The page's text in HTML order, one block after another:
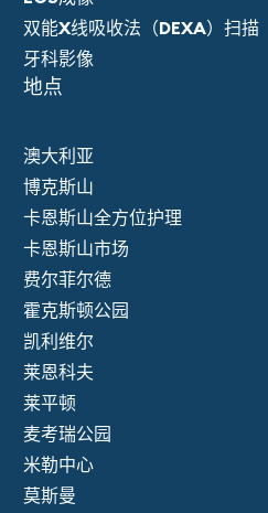
双能X线吸收法（DEXA）扫描
牙科影像
地点
澳大利亚
博克斯山
卡恩斯山全方位护理
卡恩斯山市场
费尔菲尔德
霍克斯顿公园
凯利维尔
莱恩科夫
莱平顿
麦考瑞公园
米勒中心
莫斯曼